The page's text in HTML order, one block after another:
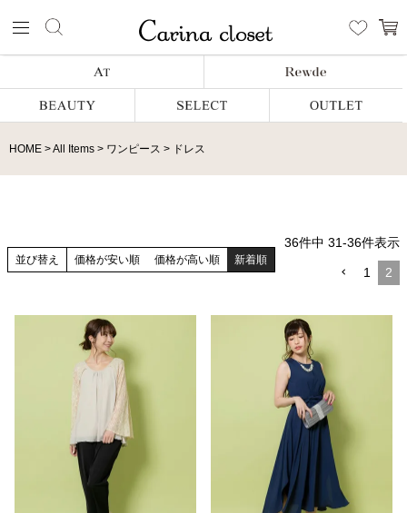
HOME All Items ワンピース ドレス
並び替え 価格が安い順 価格が高い順 新着順
36件中 31-36件表示
1 2